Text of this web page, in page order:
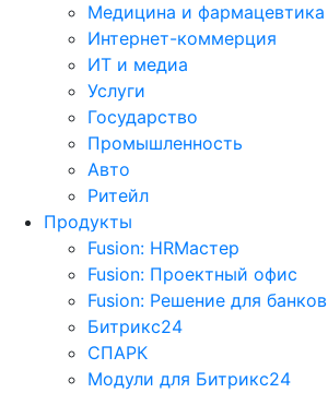
Медицина и фармацевтика
Интернет-коммерция
ИТ и медиа
Услуги
Государство
Промышленность
Авто
Ритейл
Продукты
Fusion: HRМастер
Fusion: Проектный офис
Fusion: Решение для банков
Битрикс24
СПАРК
Модули для Битрикс24